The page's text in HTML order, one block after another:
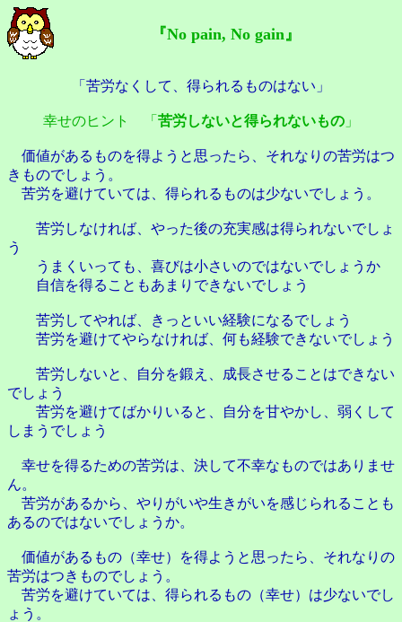
『No pain, No gain』
「苦労なくして、得られるものはない」
幸せのヒント 「 苦労しないと得られないもの 」
価値があるものを得ようと思ったら、それなりの苦労はつ
きものでしょう。
苦労を避けていては、得られるものは少ないでしょう。
苦労しなければ、やった後の充実感は得られないでしょ
う
うまくいっても、喜びは小さいのではないでしょうか
自信を得ることもあまりできないでしょう
苦労してやれば、きっといい経験になるでしょう
苦労を避けてやらなければ、何も経験できないでしょう
苦労しないと、自分を鍛え、成長させることはできない
でしょう
苦労を避けてばかりいると、自分を甘やかし、弱くして
しまうでしょう
幸せを得るための苦労は、決して不幸なものではありませ
ん。
苦労があるから、やりがいや生きがいを感じられることも
あるのではないでしょうか。
価値があるもの（幸せ）を得ようと思ったら、それなりの
苦労はつきものでしょう。
苦労を避けていては、得られるもの（幸せ）は少ないでし
ょう。